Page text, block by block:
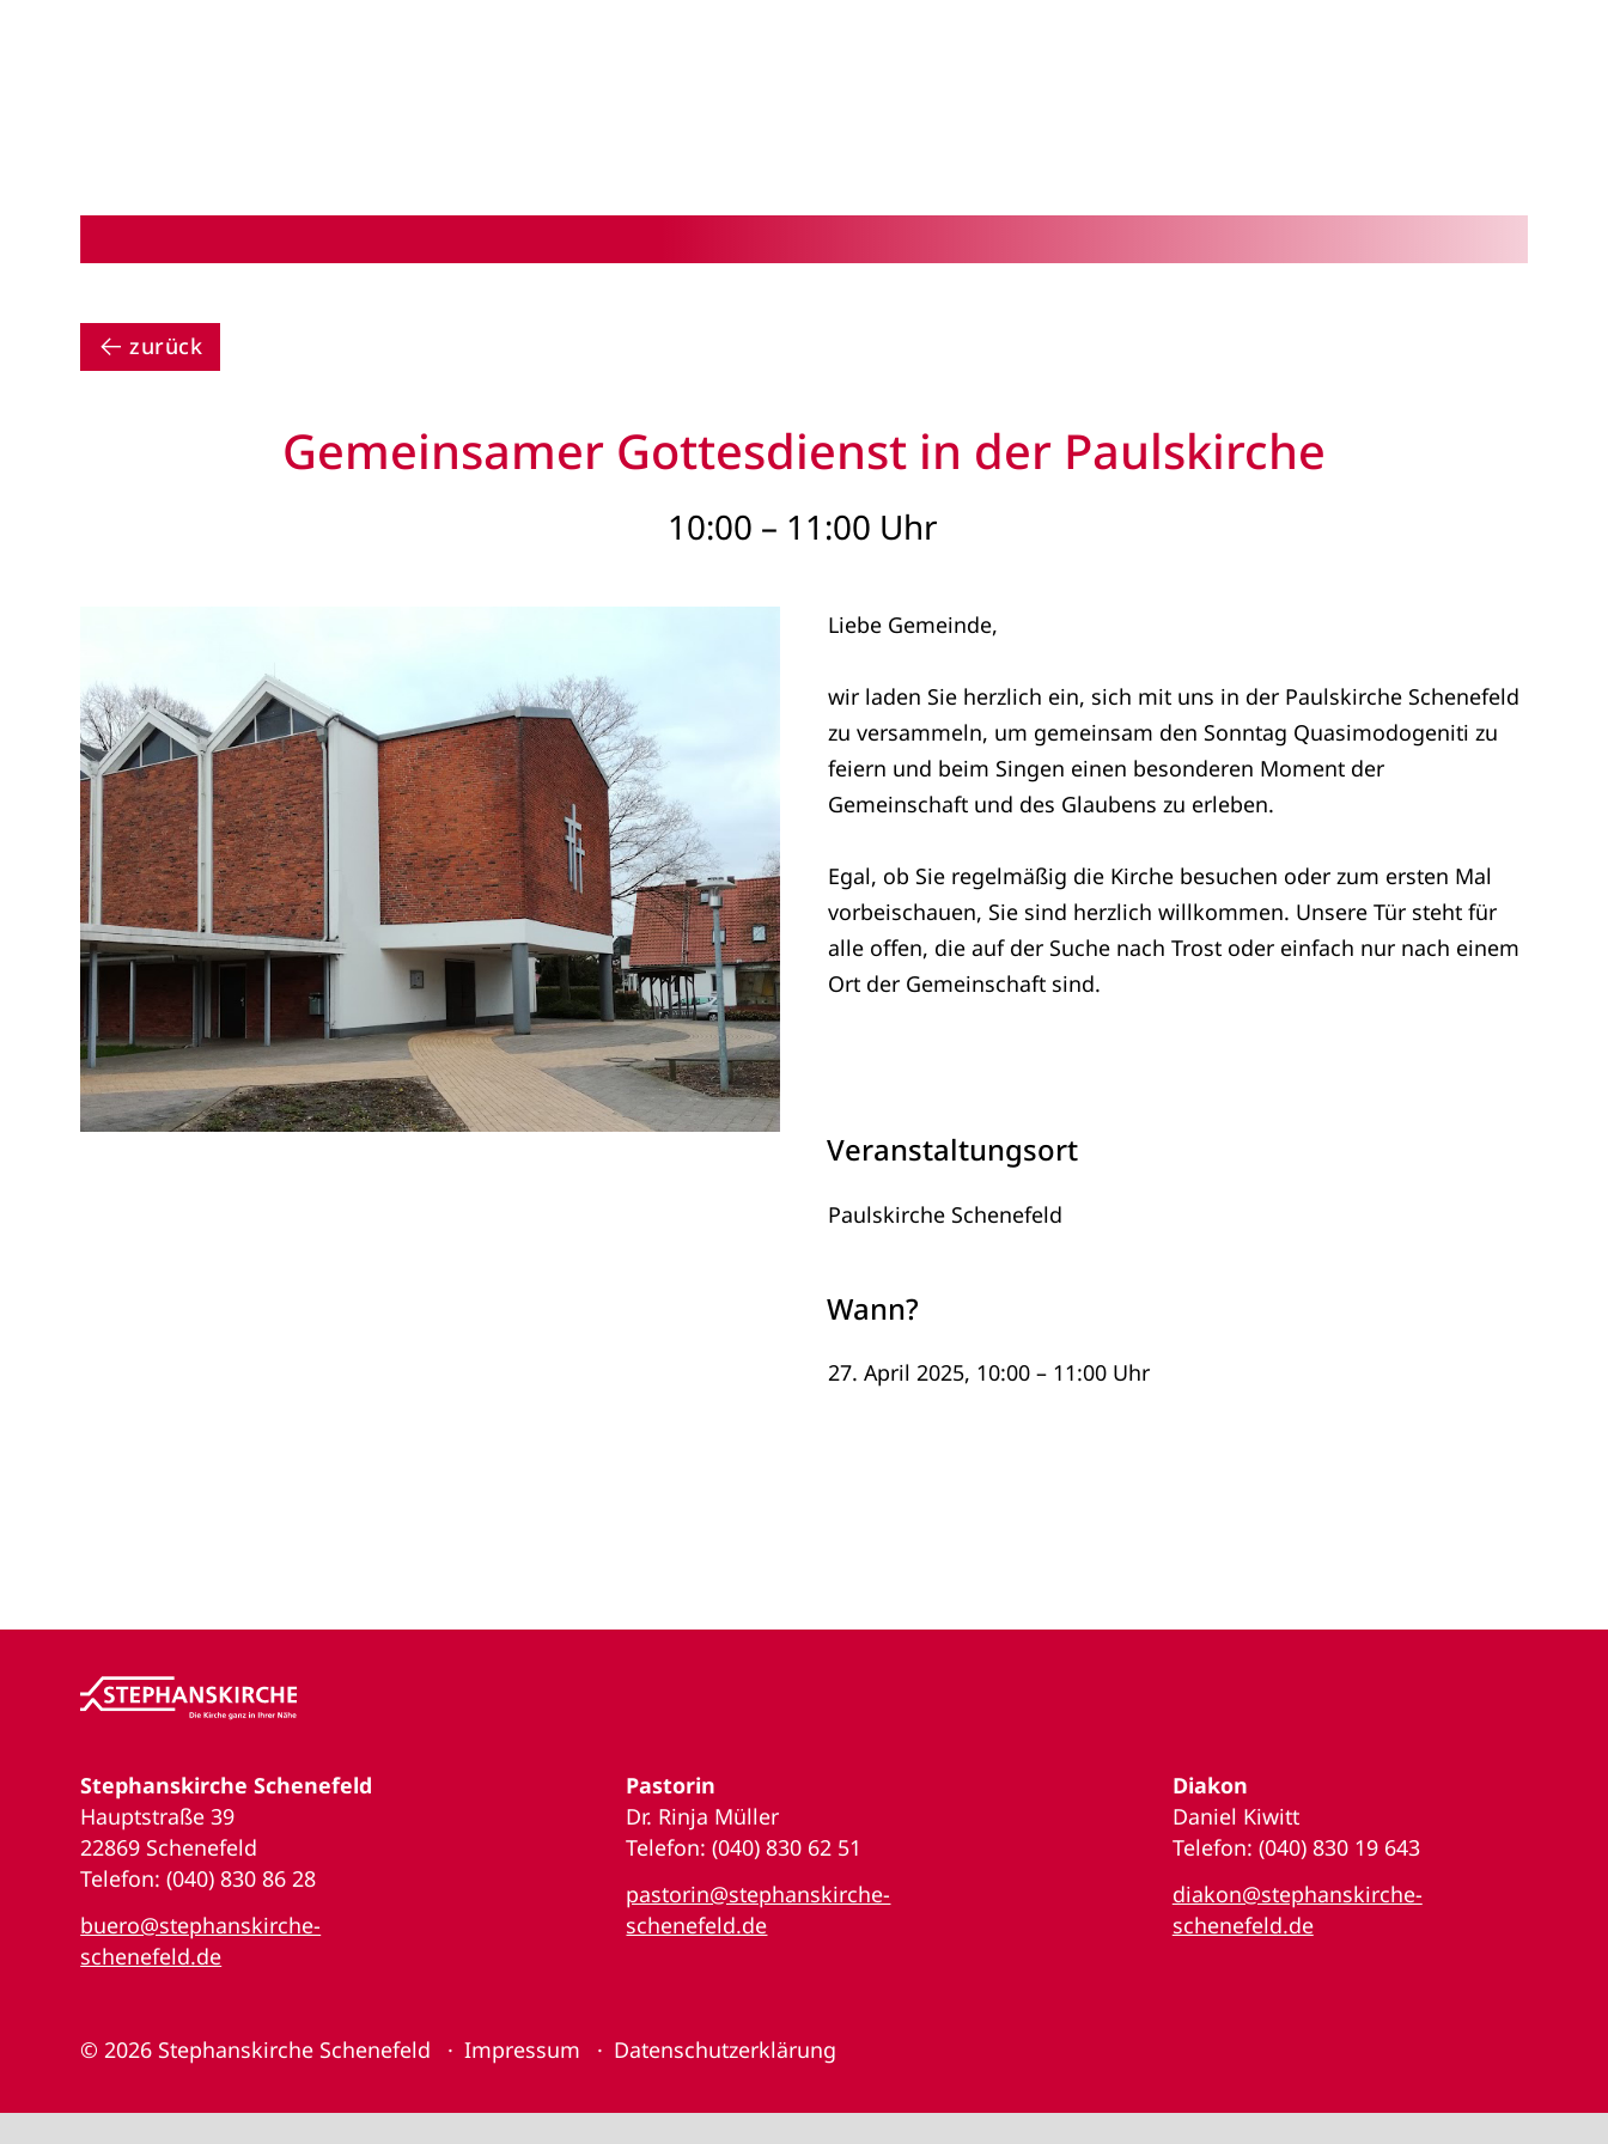
zurück
Gemeinsamer Gottesdienst in der Paulskirche
10:00 – 11:00 Uhr
Liebe Gemeinde,
wir laden Sie herzlich ein, sich mit uns in der Paulskirche Schenefeld
zu versammeln, um gemeinsam den Sonntag Quasimodogeniti zu
feiern und beim Singen einen besonderen Moment der
Gemeinschaft und des Glaubens zu erleben.
Egal, ob Sie regelmäßig die Kirche besuchen oder zum ersten Mal
vorbeischauen, Sie sind herzlich willkommen. Unsere Tür steht für
alle offen, die auf der Suche nach Trost oder einfach nur nach einem
Ort der Gemeinschaft sind.
Veranstaltungsort
Paulskirche Schenefeld
Wann?
27. April 2025, 10:00 – 11:00 Uhr
Stephanskirche Schenefeld
Hauptstraße 39
22869 Schenefeld
Telefon: (040) 830 86 28
buero@stephanskirche-
schenefeld.de
Pastorin
Dr. Rinja Müller
Telefon: (040) 830 62 51
pastorin@stephanskirche-
schenefeld.de
Diakon
Daniel Kiwitt
Telefon: (040) 830 19 643
diakon@stephanskirche-
schenefeld.de
© 2026 Stephanskirche Schenefeld Impressum Datenschutzerklärung